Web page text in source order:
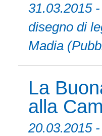
31.03.2015
disegno di
Madia
La
alla
20.03.2015